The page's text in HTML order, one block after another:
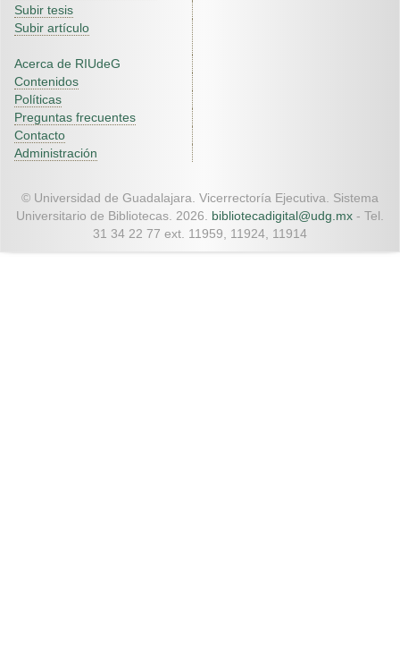
Subir tesis
Subir artículo
Acerca de RIUdeG
Contenidos
Políticas
Preguntas frecuentes
Contacto
Administración
© Universidad de Guadalajara. Vicerrectoría Ejecutiva. Sistema
Universitario de Bibliotecas. 2026. bibliotecadigital@udg.mx - Tel.
31 34 22 77 ext. 11959, 11924, 11914